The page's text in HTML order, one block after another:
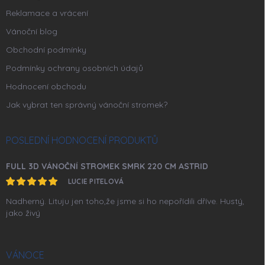
Reklamace a vrácení
Vánoční blog
Obchodní podmínky
Podmínky ochrany osobních údajů
Hodnocení obchodu
Jak vybrat ten správný vánoční stromek?
POSLEDNÍ HODNOCENÍ PRODUKTŮ
FULL 3D VÁNOČNÍ STROMEK SMRK 220 CM ASTRID
LUCIE PITELOVÁ
Nadherný. Lituju jen toho,že jsme si ho nepořídili dříve. Hustý,
jako živý
VÁNOCE